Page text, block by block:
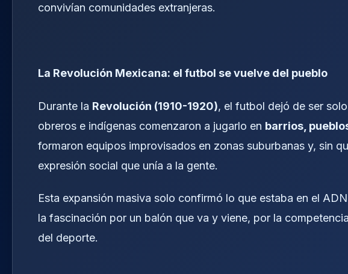
convivían comunidades extranjeras.
La Revolución Mexicana: el futbol se vuelve del pueblo
Durante la Revolución (1910-1920), el futbol dejó de ser
obreros e indígenas comenzaron a jugarlo en barrios,
formaron equipos improvisados en zonas suburbanas y, sin
expresión social que unía a la gente.
Esta expansión masiva solo confirmó lo que estaba en el
la fascinación por un balón que va y viene, por la
del deporte.